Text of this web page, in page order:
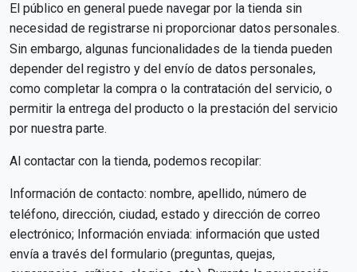
El público en general puede navegar por la tienda sin
necesidad de registrarse ni proporcionar datos personales.
Sin embargo, algunas funcionalidades de la tienda pueden
depender del registro y del envío de datos personales,
como completar la compra o la contratación del servicio, o
permitir la entrega del producto o la prestación del servicio
por nuestra parte.
Al contactar con la tienda, podemos recopilar:
Información de contacto: nombre, apellido, número de
teléfono, dirección, ciudad, estado y dirección de correo
electrónico; Información enviada: información que usted
envía a través del formulario (preguntas, quejas,